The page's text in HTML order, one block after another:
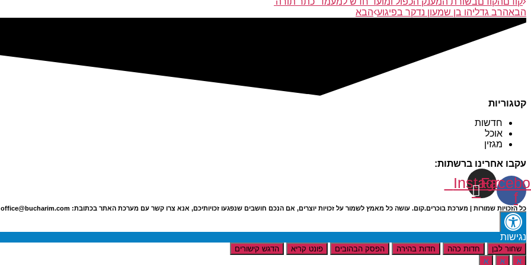
הבאהרב גדליהו בן שמעון נדקר בפיגוע הבא
קטגוריות
חדשות
אוכל
מגזין
עקבו אחרינו ברשתות:
f
Instagram
כל הזכויות שמורות | מערכת בוכרים.קום. עושה כל מאמץ לשמור על זכויות יוצרים, אם הנכם חושבים שנפגעו זכויותיכם, אנא צרו קשר עם מערכת האתר בכתובת: office@bucharim.com || הצהרת נגישות
נגישות
שחור לבן חדות כהה חדות בהירה הפסק הבהובים פונט קריא
הדגש קישורים
א
א א